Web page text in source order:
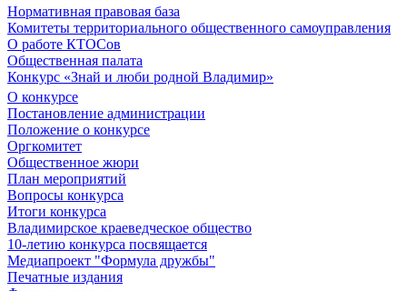
Нормативная правовая база
Комитеты территориального общественного самоуправления
О работе КТОСов
Общественная палата
Конкурс «Знай и люби родной Владимир»
О конкурсе
Постановление администрации
Положение о конкурсе
Оргкомитет
Общественное жюри
План мероприятий
Вопросы конкурса
Итоги конкурса
Владимирское краеведческое общество
10-летию конкурса посвящается
Медиапроект "Формула дружбы"
Печатные издания